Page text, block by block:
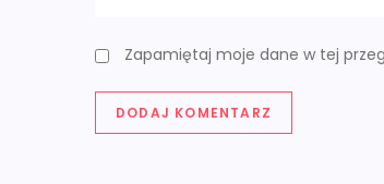
Zapamiętaj moje dane w tej